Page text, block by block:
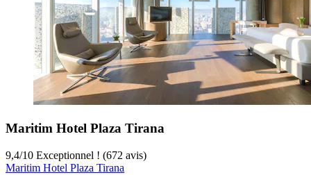
Maritim Hotel Plaza Tirana
9,4/10 Exceptionnel ! (672 avis)
Maritim Hotel Plaza Tirana